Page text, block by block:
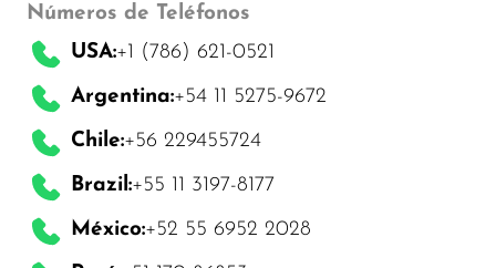
Números de Teléfonos
USA:+1 (786) 621-0521
Argentina:+54 11 5275-9672
Chile:+56 229455724
Brazil:+55 11 3197-8177
México:+52 55 6952 2028